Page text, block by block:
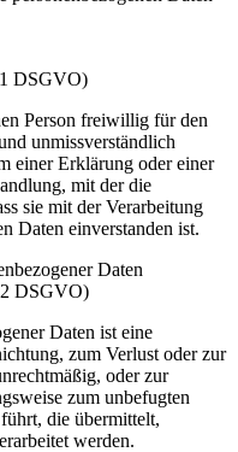
DSGVO)
Person freiwillig für den
unmissverständlich
einer Erklärung oder einer
mit der die
sie mit der Verarbeitung
Daten einverstanden ist.
Daten
DSGVO)
Daten ist eine
zum Verlust oder zur
oder zur
zum unbefugten
die übermittelt,
werden.